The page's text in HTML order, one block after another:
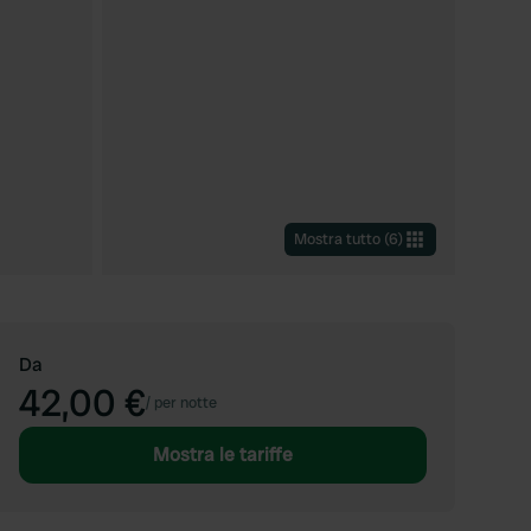
Mostra tutto (6)
Da
42,00 €/ per notte
Mostra le tariffe